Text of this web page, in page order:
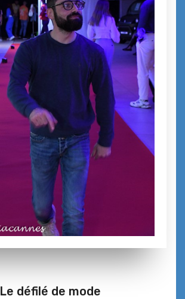
Le défilé de mode